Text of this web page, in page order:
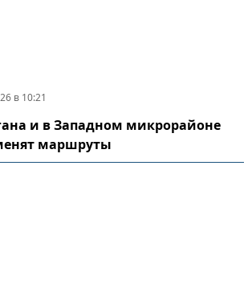
в 10:21
и в Западном микрорайоне
маршруты